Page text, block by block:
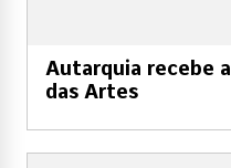
Autarquia recebe
das Artes